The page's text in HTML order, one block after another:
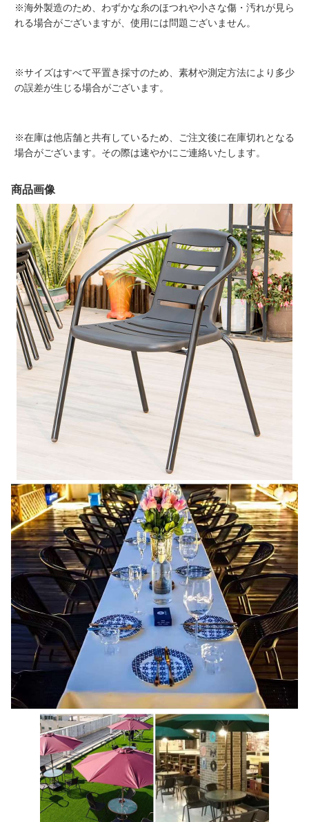
※海外製造のため、わずかな糸のほつれや小さな傷・汚れが見ら
れる場合がございますが、使用には問題ございません。
※サイズはすべて平置き採寸のため、素材や測定方法により多少
の誤差が生じる場合がございます。
※在庫は他店舗と共有しているため、ご注文後に在庫切れとなる
場合がございます。その際は速やかにご連絡いたします。
商品画像